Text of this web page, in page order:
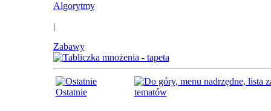
Algorytmy
|
Zabawy
Ostatnie tematów